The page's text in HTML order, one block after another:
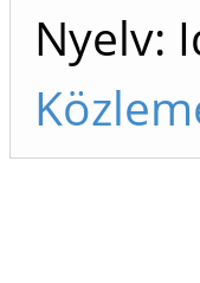
Nyelv: